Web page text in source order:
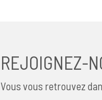
REJOIGNEZ-
Vous vous retrouvez